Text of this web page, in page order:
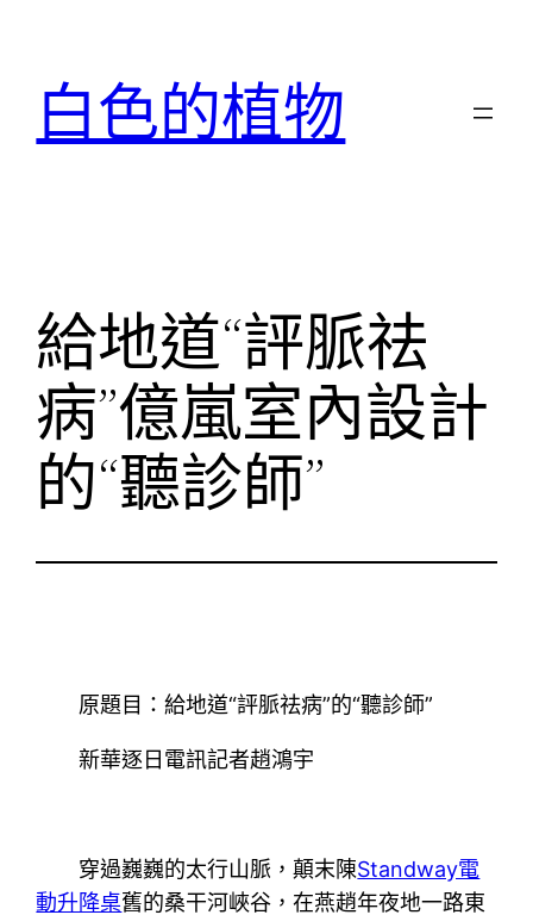
白色的植物
給地道“評脈祛
病”億嵐室內設計
的“聽診師”
原題目：給地道“評脈祛病”的“聽診師”
新華逐日電訊記者趙鴻宇
穿過巍巍的太行山脈，顛末陳Standway電
動升降桌舊的桑干河峽谷，在燕趙年夜地一路東